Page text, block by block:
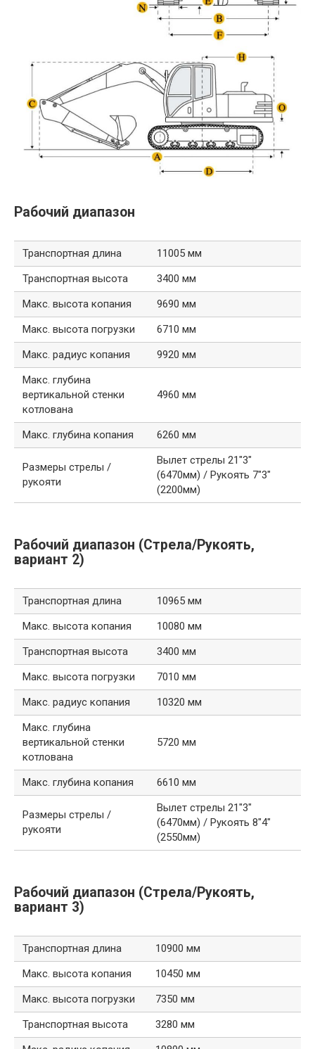
Рабочий диапазон
Транспортная длина
11005 мм
Транспортная высота
3400 мм
Макс. высота копания
9690 мм
Макс. высота погрузки
6710 мм
Макс. радиус копания
9920 мм
Макс. глубина
вертикальной стенки
котлована
4960 мм
Макс. глубина копания 6260 мм
Размеры стрелы /
рукояти
Вылет стрелы 21″3″
(6470мм) / Рукоять 7″3″
(2200мм)
Рабочий диапазон (Стрела/Рукоять,
вариант 2)
Транспортная длина
10965 мм
Макс. высота копания
10080 мм
Транспортная высота
3400 мм
Макс. высота погрузки
7010 мм
Макс. радиус копания
10320 мм
Макс. глубина
вертикальной стенки
котлована
5720 мм
Макс. глубина копания 6610 мм
Размеры стрелы /
рукояти
Вылет стрелы 21″3″
(6470мм) / Рукоять 8″4″
(2550мм)
Рабочий диапазон (Стрела/Рукоять,
вариант 3)
Транспортная длина
10900 мм
Макс. высота копания
10450 мм
Макс. высота погрузки
7350 мм
Транспортная высота
3280 мм